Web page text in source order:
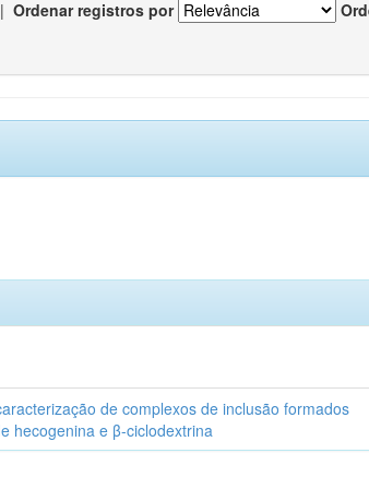
| Ordenar registros por
de complexos de inclusão formados
hecogenina e β-ciclodextrina